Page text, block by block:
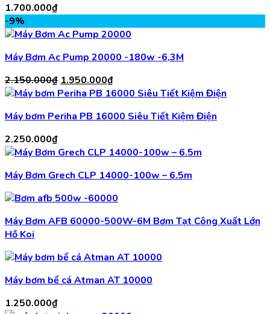
1.700.000₫
-9%
Máy Bơm Ac Pump 20000 -180w -6,3M
2.150.000₫ Giá
gốc
2.150.000₫.
1.950.000₫Giá
hiện
là:
Máy bơm Periha PB 16000 Siêu Tiết Kiệm Điện
2.250.000₫
Máy Bơm Grech CLP 14000-100w – 6.5m
Máy Bơm AFB 60000-500W-6M Bơm Tạt Công Xuất Lớn
Hồ Koi
Máy bơm bể cá Atman AT 10000
1.250.000₫